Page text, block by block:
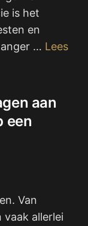
is het
en
… Lees
aan
een
Van
allerlei